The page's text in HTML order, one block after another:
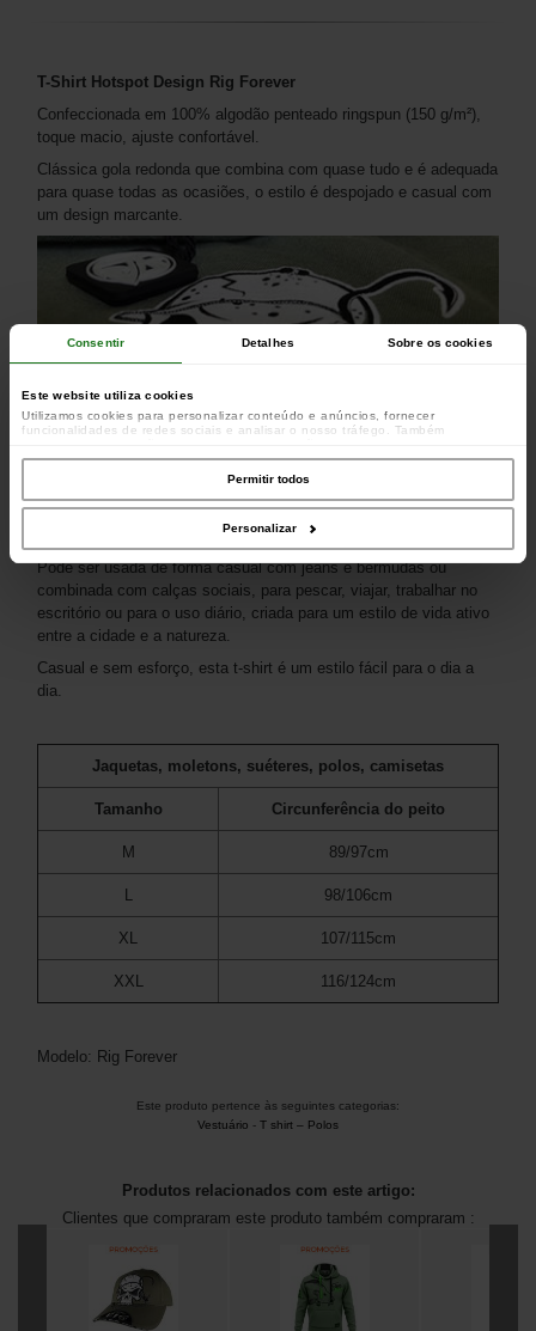
Consentir Detalhes Sobre os cookies
Este website utiliza cookies
Utilizamos cookies para personalizar conteúdo e anúncios, fornecer
funcionalidades de redes sociais e analisar o nosso tráfego. Também
parceiros de redes sociais, de publicidade e de análise, que as podem combinar
com outras informações que lhes forneceu ou recolhidas por estes a partir da
sua utilização dos respetivos serviços.
Permitir todos
Personalizar
T-Shirt Hotspot Design Rig Forever
Confeccionada em 100% algodão penteado ringspun (150 g/m²),
toque macio, ajuste confortável.
Clássica gola redonda que combina com quase tudo e é adequada
para quase todas as ocasiões, o estilo é despojado e casual com
um design marcante.
Pode ser usada de forma casual com jeans e bermudas ou
combinada com calças sociais, para pescar, viajar, trabalhar no
escritório ou para o uso diário, criada para um estilo de vida ativo
entre a cidade e a natureza.
Casual e sem esforço, esta t-shirt é um estilo fácil para o dia a
dia.
Jaquetas, moletons, suéteres, polos, camisetas
Tamanho Circunferência do peito
M 89/97cm
L 98/106cm
XL 107/115cm
XXL 116/124cm
Modelo: Rig Forever
Este produto pertence às seguintes categorias:
Vestuário - T shirt – Polos
Produtos relacionados com este artigo:
Clientes que compraram este produto também compraram :